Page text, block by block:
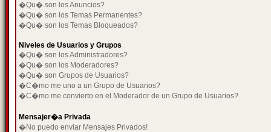
�Qu� son los Anuncios?
�Qu� son los Temas Permanentes?
�Qu� son los Temas Bloqueados?
Niveles de Usuarios y Grupos
�Qu� son los Administradores?
�Qu� son los Moderadores?
�Qu� son Grupos de Usuarios?
�C�mo me uno a un Grupo de Usuarios?
�C�mo me convierto en el Moderador de un Grupo de Usuarios?
Mensajer�a Privada
�No puedo enviar Mensajes Privados!